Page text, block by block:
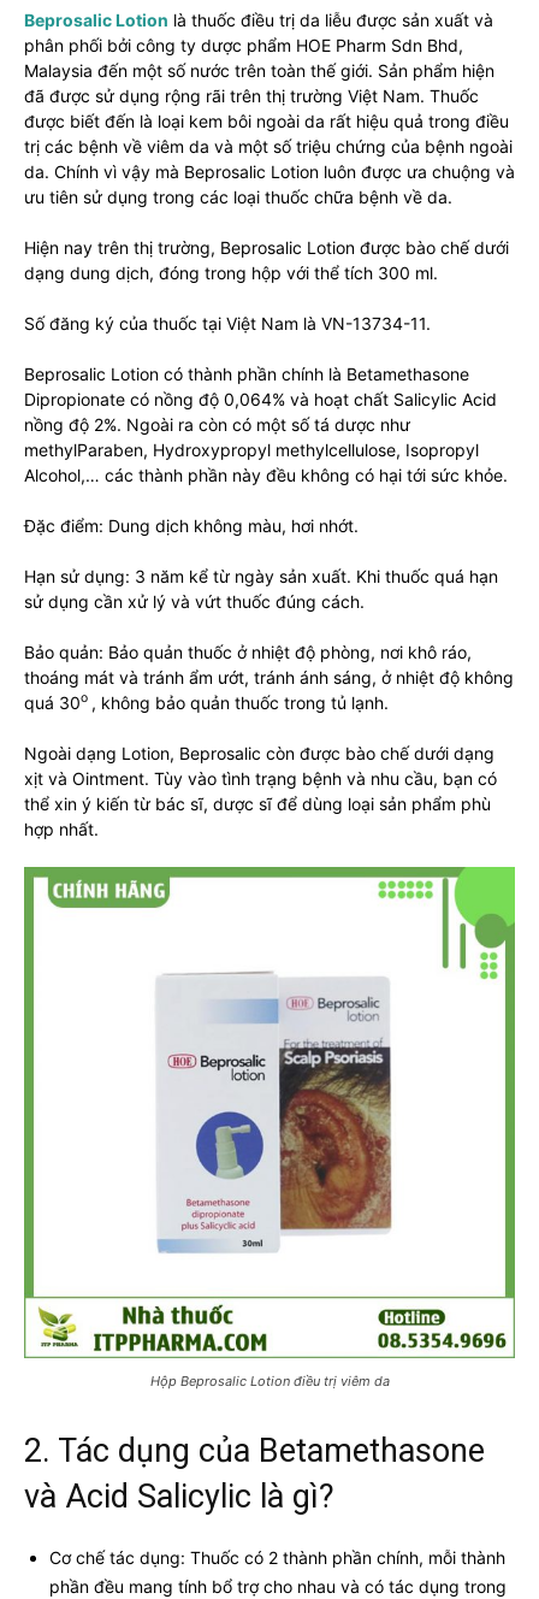
Beprosalic Lotion là thuốc điều trị da liễu được sản xuất và
phân phối bởi công ty dược phẩm HOE Pharm Sdn Bhd,
Malaysia đến một số nước trên toàn thế giới. Sản phẩm hiện
đã được sử dụng rộng rãi trên thị trường Việt Nam. Thuốc
được biết đến là loại kem bôi ngoài da rất hiệu quả trong điều
trị các bệnh về viêm da và một số triệu chứng của bệnh ngoài
da. Chính vì vậy mà Beprosalic Lotion luôn được ưa chuộng và
ưu tiên sử dụng trong các loại thuốc chữa bệnh về da.
Hiện nay trên thị trường, Beprosalic Lotion được bào chế dưới
dạng dung dịch, đóng trong hộp với thể tích 300 ml.
Số đăng ký của thuốc tại Việt Nam là VN-13734-11.
Beprosalic Lotion có thành phần chính là Betamethasone
Dipropionate có nồng độ 0,064% và hoạt chất Salicylic Acid
nồng độ 2%. Ngoài ra còn có một số tá dược như
methylParaben, Hydroxypropyl methylcellulose, Isopropyl
Alcohol,… các thành phần này đều không có hại tới sức khỏe.
Đặc điểm: Dung dịch không màu, hơi nhớt.
Hạn sử dụng: 3 năm kể từ ngày sản xuất. Khi thuốc quá hạn
sử dụng cần xử lý và vứt thuốc đúng cách.
Bảo quản: Bảo quản thuốc ở nhiệt độ phòng, nơi khô ráo,
thoáng mát và tránh ẩm ướt, tránh ánh sáng, ở nhiệt độ không
quá 30o , không bảo quản thuốc trong tủ lạnh.
Ngoài dạng Lotion, Beprosalic còn được bào chế dưới dạng
xịt và Ointment. Tùy vào tình trạng bệnh và nhu cầu, bạn có
thể xin ý kiến từ bác sĩ, dược sĩ để dùng loại sản phẩm phù
hợp nhất.
Hộp Beprosalic Lotion điều trị viêm da
2. Tác dụng của Betamethasone
và Acid Salicylic là gì?
Cơ chế tác dụng: Thuốc có 2 thành phần chính, mỗi thành
phần đều mang tính bổ trợ cho nhau và có tác dụng trong